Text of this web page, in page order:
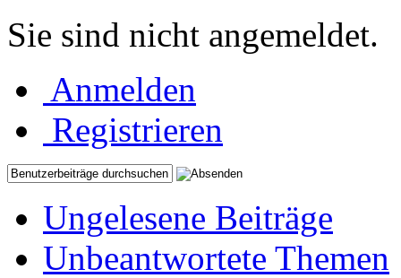
Sie sind nicht angemeldet.
Anmelden
Registrieren
Ungelesene Beiträge
Unbeantwortete Themen